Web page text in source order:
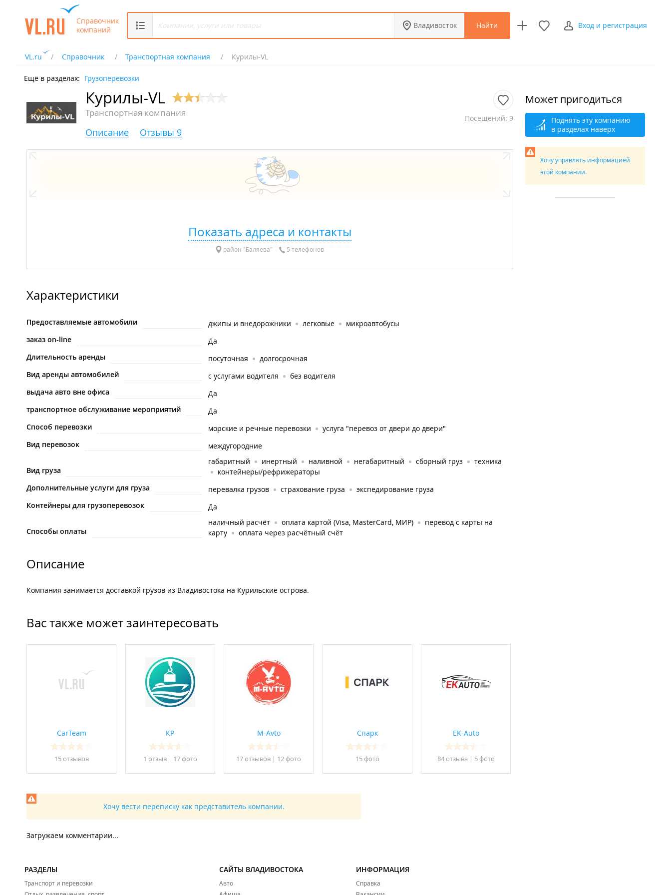
Справочник
компаний
Владивосток Найти Вход и регистрация
VL.ru Справочник Транспортная компания Курилы-VL
Ещё в разделах: Грузоперевозки
Курилы-VL
Транспортная компания Посещений: 9
Описание Отзывы 9
Показать адреса и контакты
район "Баляева" 5 телефонов
Характеристики
Предоставляемые автомобили джипы и внедорожники легковые
микроавтобусы
заказ on-line
Да
Длительность аренды
посуточная
долгосрочная
Вид аренды автомобилей
с услугами водителя
без водителя
выдача авто вне офиса
Да
транспортное обслуживание мероприятий
Да
Способ перевозки
морские и речные перевозки
услуга "перевоз от двери до двери"
Вид перевозок
междугородние
Вид груза
габаритный инертный наливной негабаритный сборный груз
техника
контейнеры/рефрижераторы
Дополнительные услуги для груза
перевалка грузов страхование груза
экспедирование груза
Контейнеры для грузоперевозок
Да
Способы оплаты
наличный расчёт оплата картой (Visa, MasterCard, МИР)
перевод с карты на
карту
оплата через расчётный счёт
Описание
Компания занимается доставкой грузов из Владивостока на Курильские острова.
Вас также может заинтересовать
CarTeam
15 отзывов
КР
1 отзыв | 17 фото
M-Avto
17 отзывов | 12 фото
Спарк
15 фото
EK-Auto
84 отзывa | 5 фото
Хочу вести переписку как представитель компании.
Загружаем комментарии...
Может пригодиться
Поднять эту компанию
в разделах наверх
Хочу управлять информацией
этой компании.
РАЗДЕЛЫ
Транспорт и перевозки
САЙТЫ ВЛАДИВОСТОКА
Авто
ИНФОРМАЦИЯ
Справка